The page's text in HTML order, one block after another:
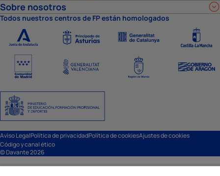
Sobre nosotros
Todos nuestros centros de FP están homologados
Aviso LegalPolítica de privacidadPolítica de cookiesAjustes de cookies
Código y canal ético
© Davante 2026